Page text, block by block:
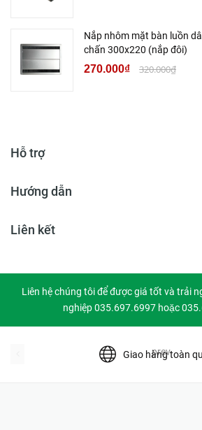
Nắp nhôm mặt bàn luồn
chấn 300x220 (nắp đôi)
270.000₫ 320.000₫
Hỗ trợ
Hướng dẫn
Liên kết
Liên hệ chúng tôi để được giá tốt và trải
nghiệp 035.697.6997 hoặc
Giao hàng toàn
prev